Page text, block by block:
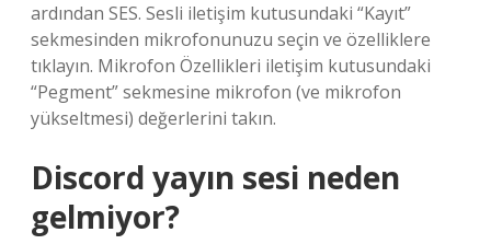
ardından SES. Sesli iletişim kutusundaki “Kayıt”
sekmesinden mikrofonunuzu seçin ve özelliklere
tıklayın. Mikrofon Özellikleri iletişim kutusundaki
“Pegment” sekmesine mikrofon (ve mikrofon
yükseltmesi) değerlerini takın.
Discord yayın sesi neden
gelmiyor?